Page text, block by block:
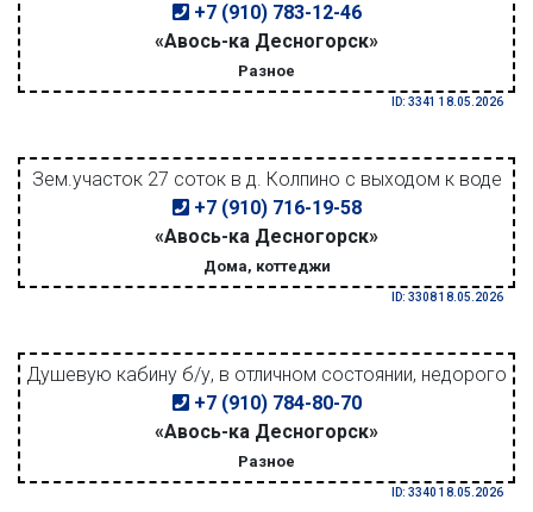
+7 (910) 783-12-46
«Авось-ка Десногорск»
Разное
ID: 3341 18.05.2026
Зем.участок 27 соток в д. Колпино с выходом к воде
+7 (910) 716-19-58
«Авось-ка Десногорск»
Дома, коттеджи
ID: 3308 18.05.2026
Душевую кабину б/у, в отличном состоянии, недорого
+7 (910) 784-80-70
«Авось-ка Десногорск»
Разное
ID: 3340 18.05.2026